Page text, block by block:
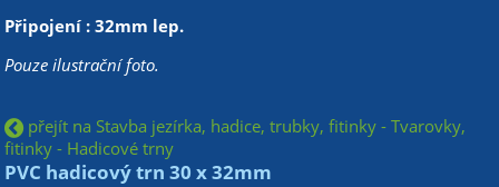
Připojení : 32mm lep.
Pouze ilustrační foto.
přejít na Stavba jezírka, hadice, trubky, fitinky - Tvarovky,
fitinky - Hadicové trny
PVC hadicový trn 30 x 32mm